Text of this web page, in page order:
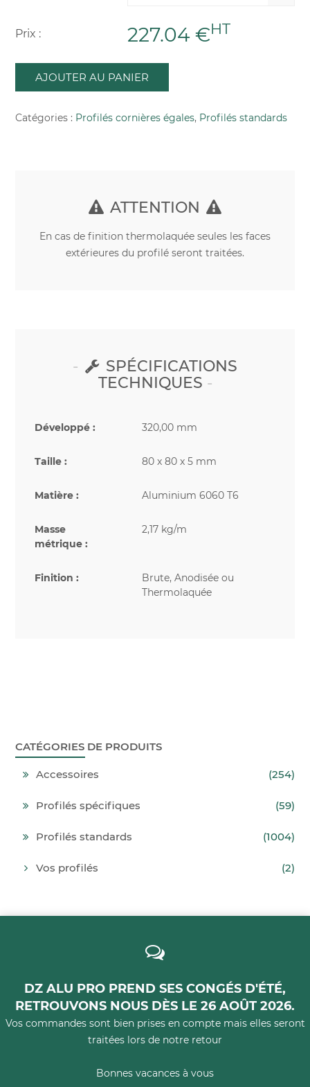
DZ ALU PRO PREND SES CONGÉS D'ÉTÉ,
RETROUVONS NOUS DÈS LE 26 AOÛT 2026.
Vos commandes sont bien prises en compte mais elles seront
traitées lors de notre retour
Bonnes vacances à vous
Prix : 227.04 €HT
AJOUTER AU PANIER
Catégories : Profilés cornières égales, Profilés standards
ATTENTION
En cas de finition thermolaquée seules les faces
extérieures du profilé seront traitées.
SPÉCIFICATIONS
TECHNIQUES
Développé : 320,00 mm
Taille : 80 x 80 x 5 mm
Matière : Aluminium 6060 T6
Masse
métrique :
2,17 kg/m
Finition :
Brute, Anodisée ou
Thermolaquée
CATÉGORIES DE PRODUITS
Accessoires (254)
Profilés spécifiques (59)
Profilés standards (1004)
Vos profilés (2)